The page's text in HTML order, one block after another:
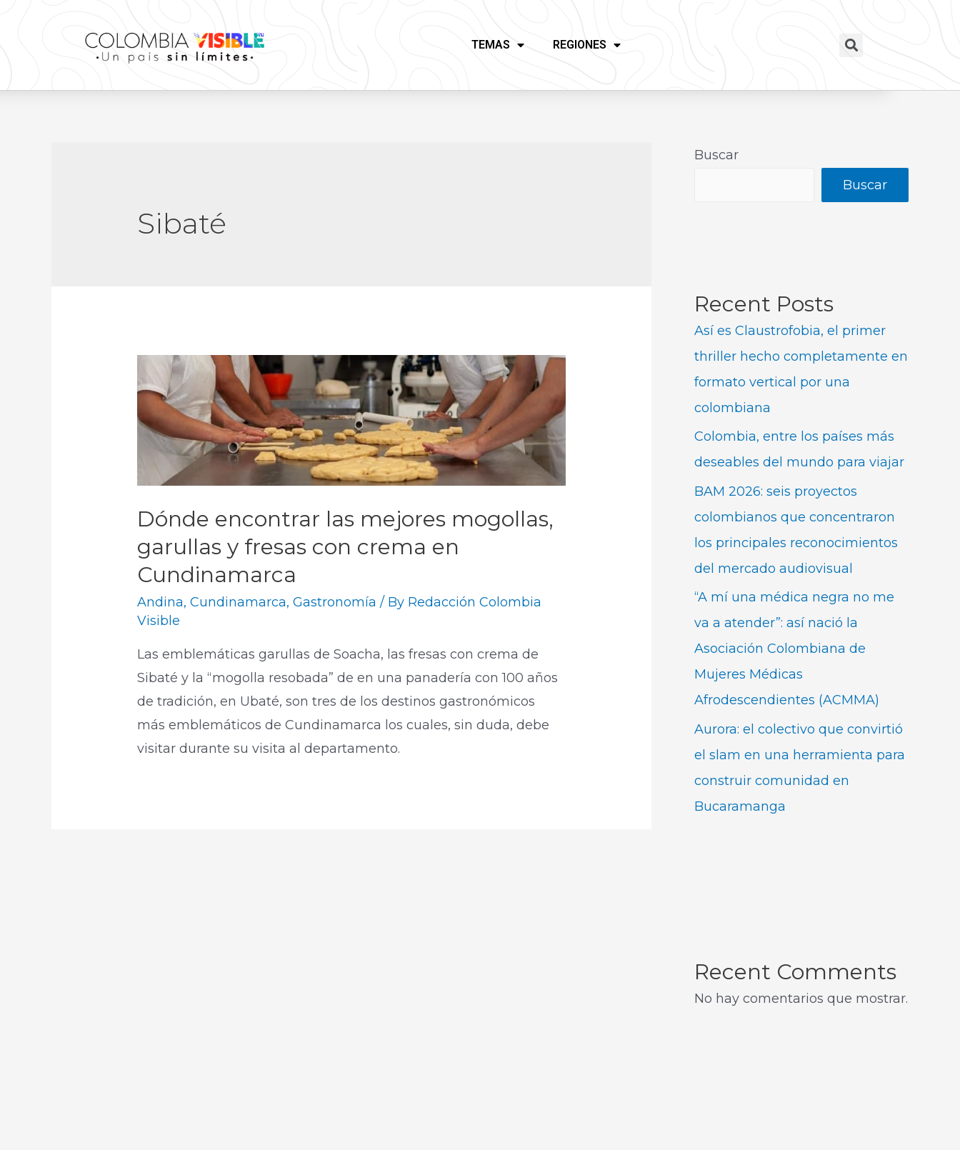
TEMAS REGIONES
Sibaté
Dónde encontrar las mejores mogollas,
garullas y fresas con crema en
Cundinamarca
Andina,Cundinamarca,Gastronomía / By Redacción Colombia
Visible
Las emblemáticas garullas de Soacha, las fresas con crema de
Sibaté y la “mogolla resobada” de en una panadería con 100 años
de tradición, en Ubaté, son tres de los destinos gastronómicos
más emblemáticos de Cundinamarca los cuales, sin duda, debe
visitar durante su visita al departamento.
Buscar
Buscar
Recent Posts
Así es Claustrofobia, el primer
thriller hecho completamente en
formato vertical por una
colombiana
Colombia, entre los países más
deseables del mundo para viajar
BAM 2026: seis proyectos
colombianos que concentraron
los principales reconocimientos
del mercado audiovisual
“A mí una médica negra no me
va a atender”: así nació la
Asociación Colombiana de
Mujeres Médicas
Afrodescendientes (ACMMA)
Aurora: el colectivo que convirtió
el slam en una herramienta para
construir comunidad en
Bucaramanga
Recent Comments
No hay comentarios que mostrar.